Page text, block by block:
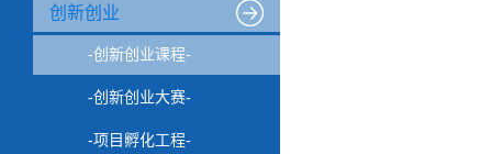
创新创业
-创新创业课程-
-创新创业大赛-
-项目孵化工程-